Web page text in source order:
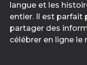
langue et les
entier. Il est parfait
partager des
célébrer en ligne le